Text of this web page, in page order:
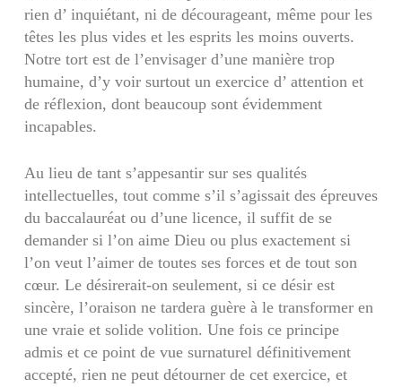
rien d’ inquiétant, ni de décourageant, même pour les
têtes les plus vides et les esprits les moins ouverts.
Notre tort est de l’envisager d’une manière trop
humaine, d’y voir surtout un exercice d’ attention et
de réflexion, dont beaucoup sont évidemment
incapables.
Au lieu de tant s’appesantir sur ses qualités
intellectuelles, tout comme s’il s’agissait des épreuves
du baccalauréat ou d’une licence, il suffit de se
demander si l’on aime Dieu ou plus exactement si
l’on veut l’aimer de toutes ses forces et de tout son
cœur. Le désirerait-on seulement, si ce désir est
sincère, l’oraison ne tardera guère à le transformer en
une vraie et solide volition. Une fois ce principe
admis et ce point de vue surnaturel définitivement
accepté, rien ne peut détourner de cet exercice, et